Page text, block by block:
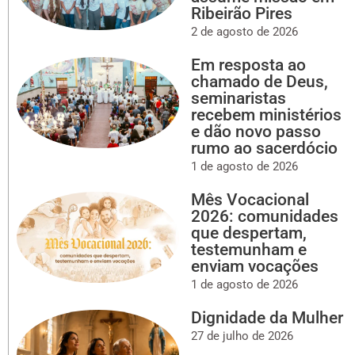
Ribeirão Pires
2 de agosto de 2026
Em resposta ao
chamado de Deus,
seminaristas
recebem ministérios
e dão novo passo
rumo ao sacerdócio
1 de agosto de 2026
Mês Vocacional
2026: comunidades
que despertam,
testemunham e
enviam vocações
1 de agosto de 2026
Dignidade da Mulher
27 de julho de 2026